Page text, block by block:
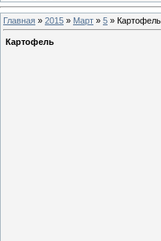
Главная » 2015 » Март » 5 » Картофель
Картофель